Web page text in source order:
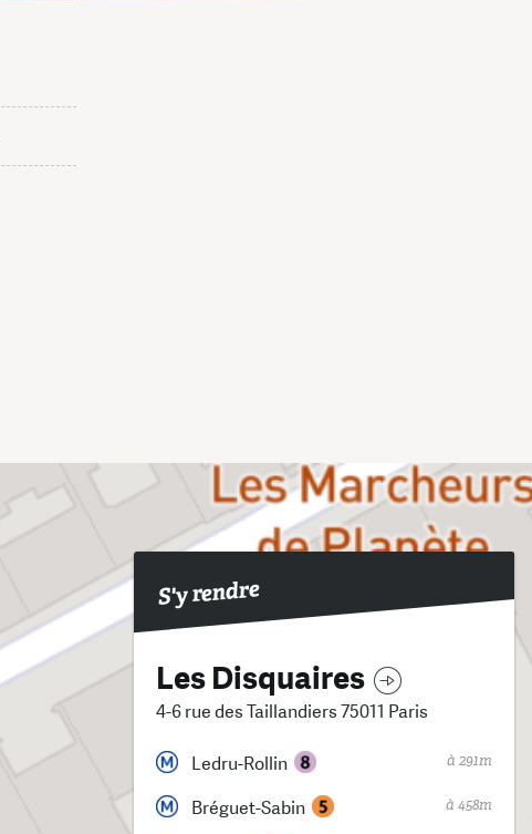
S'y rendre
Les Disquaires
4-6 rue des Taillandiers 75011 Paris
Ledru-Rollin à 291m
Bréguet-Sabin à 458m